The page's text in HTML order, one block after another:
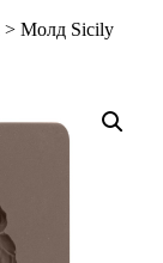
> Молд Sicily